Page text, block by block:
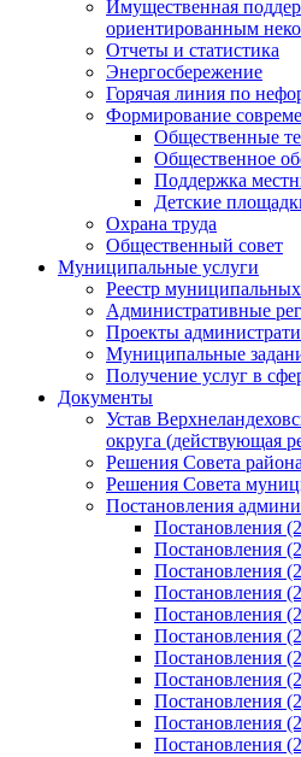
Имущественная
ориентированным
Отчеты и статистика
Энергосбережение
Горячая линия по
Формирование
Общественные
Общественное
Поддержка
Детские
Охрана труда
Общественный совет
Муниципальные услуги
Реестр
Административные
Проекты
Муниципальные
Получение услуг в
Документы
Устав
округа (действующая
Решения Совета района
Решения Совета
Постановления
Постановления
Постановления
Постановления
Постановления
Постановления
Постановления
Постановления
Постановления
Постановления
Постановления
Постановления